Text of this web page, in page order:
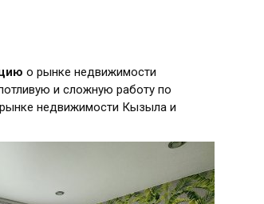
о рынке недвижимости
и сложную работу по
недвижимости Кызыла и